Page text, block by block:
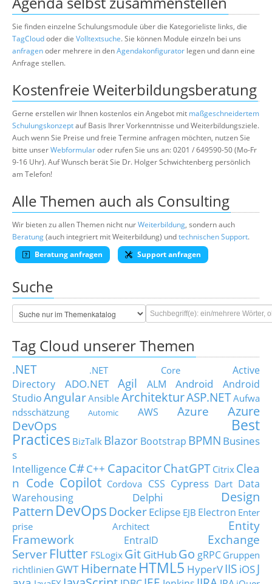
Sie finden einzelne Schulungsmodule über die Kategorieliste links, die
TagCloudoder die Volltextsuche. Sie können Module einzeln bei uns
anfragenoder mehrere in denAgendakonfigurator legen und dann eine
Anfrage stellen.
Kostenfreie Weiterbildungsberatung
Gerne erstellen wir Ihnen kostenlos ein Angebot mit maßgeschneidertem
Schulungskonzeptauf Basis Ihrer Vorkenntnisse und Weiterbildungsziele.
Auch wenn Sie Preise und freie Termine anfragen möchten, nutzen Sie
bitte unserWebformularoder rufen Sie uns an: 0201 / 649590-50 (Mo-Fr
9-16 Uhr). Auf Wunsch berät Sie Dr. Holger Schwichtenberg persönlich
am Telefon!
Alle Themen auch als Consulting
Wir bieten zu allen Themen nicht nurWeiterbildung, sondern auch
Beratung(auch integriert mit Weiterbildung) undtechnischen Support.
Beratung anfragen
Support anfragen
Suche
Tag Cloud unserer Themen
.NET .NET Core
Active
Directory
ADO.NET Agil ALM Android
Android
StudioAngularAnsible ArchitekturASP.NETAufwa
ndsschätzung
Automic AWS Azure
Azure
DevOps
Best
Practices BizTalk Blazor Bootstrap BPMN Busines
s
Intelligence C#C++ CapacitorChatGPT Citrix Clea
n Code Copilot Cordova CSS Cypress Dart Data
Warehousing
Delphi
Design
Pattern DevOps DockerEclipse EJB Electron Enter
prise Architect
Entity
Framework
EntraID
Exchange
Server Flutter FSLogix Git GitHubGo gRPC Gruppen
richtlinien GWT HibernateHTML5 HyperVIIS iOSJ